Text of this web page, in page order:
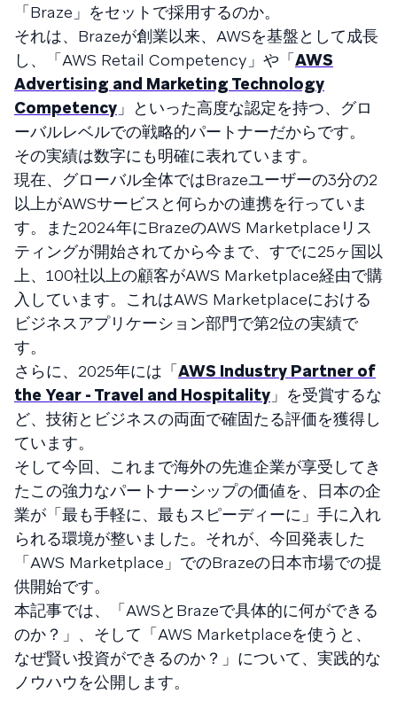
「Braze」をセットで採用するのか。
それは、Brazeが創業以来、AWSを基盤として成長
し、「AWS Retail Competency」や「AWS
Advertising and Marketing Technology
Competency 」といった高度な認定を持つ、グロ
ーバルレベルでの戦略的パートナーだからです。
その実績は数字にも明確に表れています。
現在、グローバル全体ではBrazeユーザーの3分の2
以上がAWSサービスと何らかの連携を行っていま
す。また2024年にBrazeのAWS Marketplaceリス
ティングが開始されてから今まで、すでに25ヶ国以
上、100社以上の顧客がAWS Marketplace経由で購
入しています。これはAWS Marketplaceにおける
ビジネスアプリケーション部門で第2位の実績で
す。
さらに、2025年には「AWS Industry Partner of
the Year - Travel and Hospitality 」を受賞するな
ど、技術とビジネスの両面で確固たる評価を獲得し
ています。
そして今回、これまで海外の先進企業が享受してき
たこの強力なパートナーシップの価値を、日本の企
業が「最も手軽に、最もスピーディーに」手に入れ
られる環境が整いました。それが、今回発表した
「AWS Marketplace」でのBrazeの日本市場での提
供開始です。
本記事では、「AWSとBrazeで具体的に何ができる
のか？」、そして「AWS Marketplaceを使うと、
なぜ賢い投資ができるのか？」について、実践的な
ノウハウを公開します。